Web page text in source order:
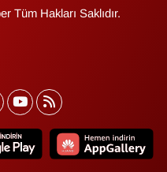
Tüm Hakları Saklıdır.